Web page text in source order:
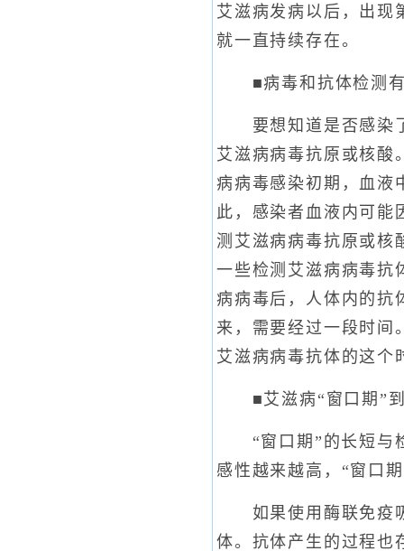
艾滋病发病以后，出现
就一直持续存在。
■病毒和抗体检测有
要想知道是否感染了
艾滋病病毒抗原或核酸
病病毒感染初期，血液
此，感染者血液内可能
测艾滋病病毒抗原或核
一些检测艾滋病病毒抗
病病毒后，人体内的抗
来，需要经过一段时间
艾滋病病毒抗体的这个
■艾滋病“窗口期”到
“窗口期”的长短与检
感性越来越高，“窗口期
如果使用酶联免疫吸
体。抗体产生的过程也